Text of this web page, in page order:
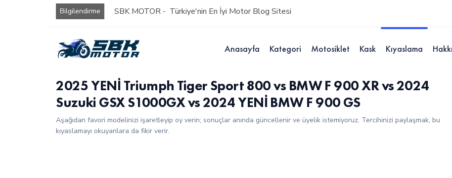
Bilgilendirme SBK MOTOR - Türkiye'nin En İyi Motor Blog Sitesi
Anasayfa Kategori Motosiklet Kask Kıyaslama
2025 YENİ Triumph Tiger Sport 800 vs BMW F 900 XR vs 2024
Suzuki GSX S1000GX vs 2024 YENİ BMW F 900 GS
Aşağıdan favori modelinizi işaretleyip oy verin; sonuçlar anında güncellenir ve üyelik istemiyoruz. Tercihinizi paylaşmak, bu
kıyaslamayı okuyanlara da fikir verir.